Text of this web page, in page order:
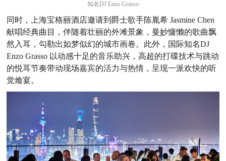
知名DJ Enzo Grasso
同时，上海宝格丽酒店邀请到爵士歌手陈胤希 Jasmine Chen
献唱经典曲目，伴随着壮丽的外滩景象，曼妙慵懒的歌曲飘
然入耳，勾勒出如梦似幻的城市画卷。此外，国际知名DJ
Enzo Grasso 以动感十足的音乐助兴，高超的打碟技术与跳动
的悦耳节奏带动现场嘉宾的活力与热情，呈现一派欢快的听
觉飨宴。